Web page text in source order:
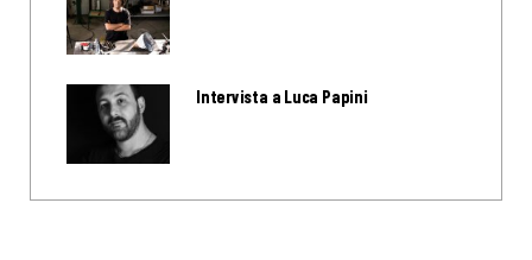
Intervista a Luca Papini